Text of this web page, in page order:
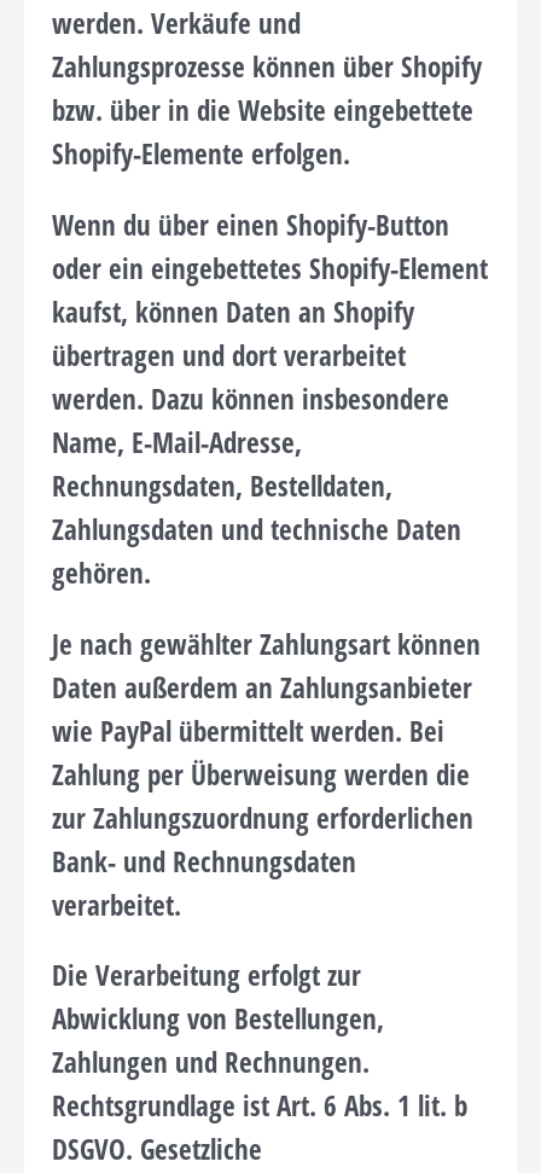
werden. Verkäufe und
Zahlungsprozesse können über Shopify
bzw. über in die Website eingebettete
Shopify-Elemente erfolgen.
Wenn du über einen Shopify-Button
oder ein eingebettetes Shopify-Element
kaufst, können Daten an Shopify
übertragen und dort verarbeitet
werden. Dazu können insbesondere
Name, E-Mail-Adresse,
Rechnungsdaten, Bestelldaten,
Zahlungsdaten und technische Daten
gehören.
Je nach gewählter Zahlungsart können
Daten außerdem an Zahlungsanbieter
wie PayPal übermittelt werden. Bei
Zahlung per Überweisung werden die
zur Zahlungszuordnung erforderlichen
Bank- und Rechnungsdaten
verarbeitet.
Die Verarbeitung erfolgt zur
Abwicklung von Bestellungen,
Zahlungen und Rechnungen.
Rechtsgrundlage ist Art. 6 Abs. 1 lit. b
DSGVO. Gesetzliche